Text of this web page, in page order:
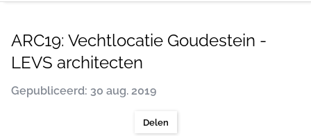
ARC19: Vechtlocatie Goudestein -
LEVS architecten
Gepubliceerd: 30 aug. 2019
Delen